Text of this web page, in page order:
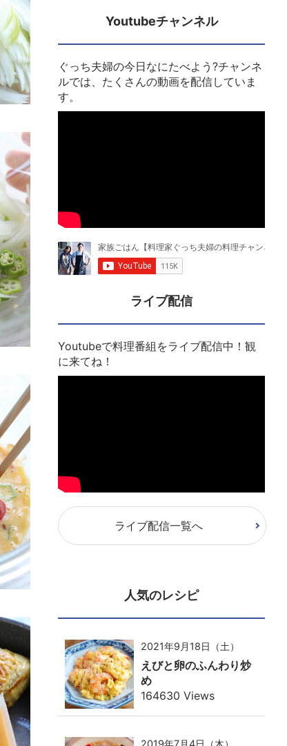
Youtubeチャンネル
ぐっち夫婦の今日なにたべよう?チャンネ
ルでは、たくさんの動画を配信していま
す。
ライブ配信
Youtubeで料理番組をライブ配信中！観
に来てね！
ライブ配信一覧へ
人気のレシピ
2021年9月18日（土）
えびと卵のふんわり炒
め
164630 Views
2019年7月4日（木）